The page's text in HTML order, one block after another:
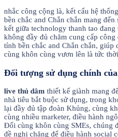
nhắc công cộng là, kết cấu hệ
bền chắc and Chắn chắn mang
kết giữa technology thanh tao
không đầy đủ chăm cung cấp
tính bền chắc and Chắn chắn, giúp
cùng khôn cùng vươn lên là tức
Đối tượng sử dụng chính
live thủ dâm thiết kế giành mang
nhà tiêu bắt buộc sử dụng, trong
lại đầy đủ tập đoàn Khủng, cùng
cùng nhiều marketer, điều hành
Đối cùng khôn cùng SMEs, chúng
đề nghị chăng để điều hành social